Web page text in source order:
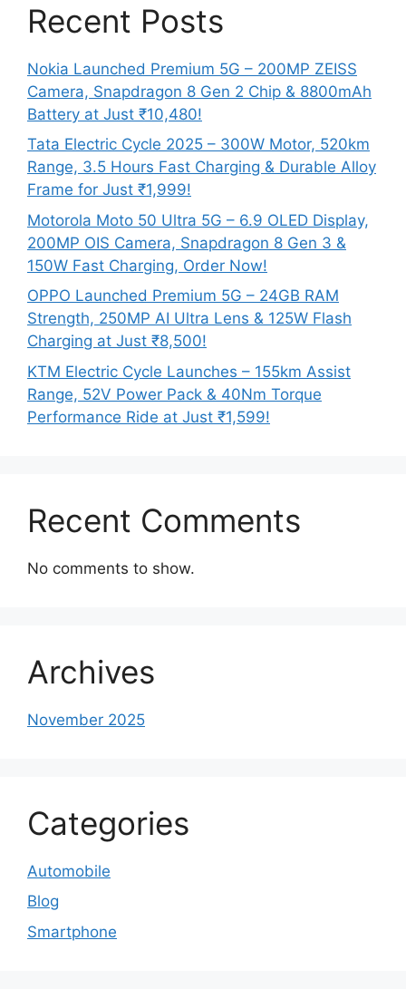
Recent Posts
Nokia Launched Premium 5G – 200MP ZEISS
Camera, Snapdragon 8 Gen 2 Chip & 8800mAh
Battery at Just ₹10,480!
Tata Electric Cycle 2025 – 300W Motor, 520km
Range, 3.5 Hours Fast Charging & Durable Alloy
Frame for Just ₹1,999!
Motorola Moto 50 Ultra 5G – 6.9 OLED Display,
200MP OIS Camera, Snapdragon 8 Gen 3 &
150W Fast Charging, Order Now!
OPPO Launched Premium 5G – 24GB RAM
Strength, 250MP AI Ultra Lens & 125W Flash
Charging at Just ₹8,500!
KTM Electric Cycle Launches – 155km Assist
Range, 52V Power Pack & 40Nm Torque
Performance Ride at Just ₹1,599!
Recent Comments
No comments to show.
Archives
November 2025
Categories
Automobile
Blog
Smartphone